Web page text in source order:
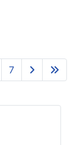
Seite 2 von 7
7